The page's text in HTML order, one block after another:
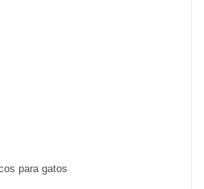
para gatos